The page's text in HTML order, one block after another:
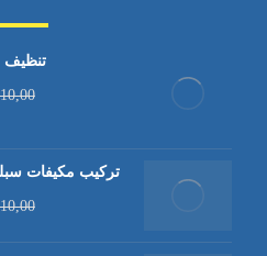
تنظيف
10,00
تركيب مكيفات سبليت
10,00